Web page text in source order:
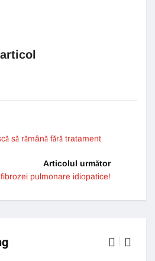
să rămână fără tratament
Articolul următor
pulmonare idiopatice!